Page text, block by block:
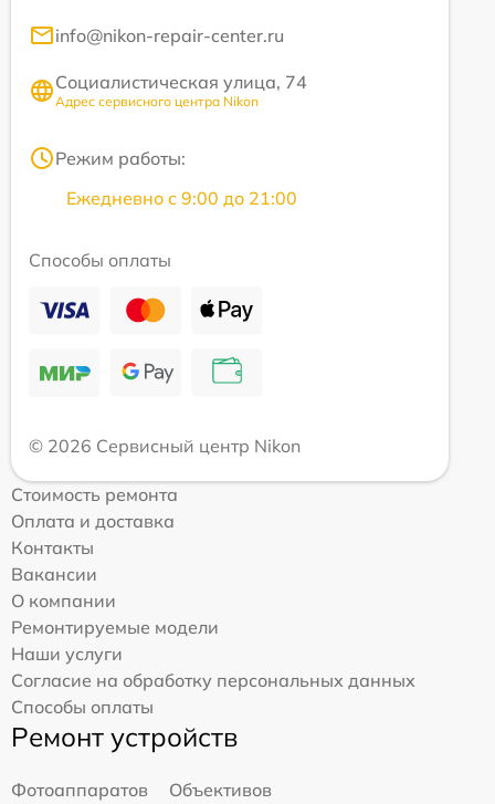
info@nikon-repair-center.ru
Социалистическая улица, 74
Адрес сервисного центра Nikon
Режим работы:
Ежедневно с 9:00 до 21:00
Способы оплаты
© 2026 Сервисный центр Nikon
Стоимость ремонта
Оплата и доставка
Контакты
Вакансии
О компании
Ремонтируемые модели
Наши услуги
Согласие на обработку персональных данных
Способы оплаты
Ремонт устройств
Фотоаппаратов
Объективов